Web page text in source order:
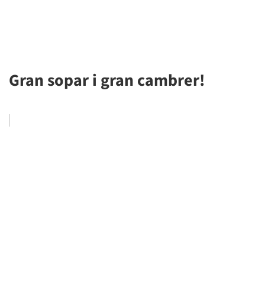
Gran sopar i gran cambrer!